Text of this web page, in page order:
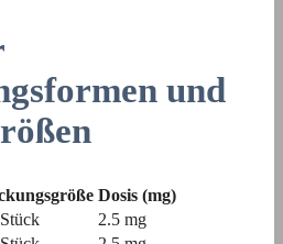
und
Dosis (mg)
2.5 mg